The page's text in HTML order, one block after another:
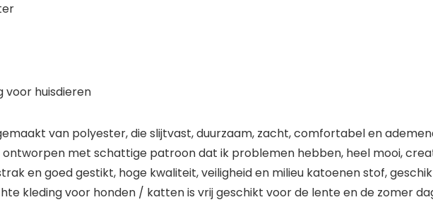
voor huisdieren
van polyester, die slijtvast, duurzaam, zacht, comfortabel en
ontworpen met schattige patroon dat ik problemen hebben, heel mooi,
en goed gestikt, hoge kwaliteit, veiligheid en milieu katoenen stof,
kleding voor honden / katten is vrij geschikt voor de lente en de zomer